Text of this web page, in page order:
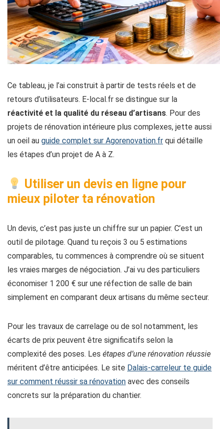
Ce tableau, je l’ai construit à partir de tests réels et de
retours d’utilisateurs. E-local.fr se distingue sur la
réactivité et la qualité du réseau d’artisans. Pour des
projets de rénovation intérieure plus complexes, jette aussi
un oeil au guide complet sur Agorenovation.fr qui détaille
les étapes d’un projet de A à Z.
Utiliser un devis en ligne pour
mieux piloter ta rénovation
Un devis, c’est pas juste un chiffre sur un papier. C’est un
outil de pilotage. Quand tu reçois 3 ou 5 estimations
comparables, tu commences à comprendre où se situent
les vraies marges de négociation. J’ai vu des particuliers
économiser 1 200 € sur une réfection de salle de bain
simplement en comparant deux artisans du même secteur.
Pour les travaux de carrelage ou de sol notamment, les
écarts de prix peuvent être significatifs selon la
complexité des poses. Les étapes d’une rénovation réussie
méritent d’être anticipées. Le site Dalais-carreleur te guide
sur comment réussir sa rénovation avec des conseils
concrets sur la préparation du chantier.